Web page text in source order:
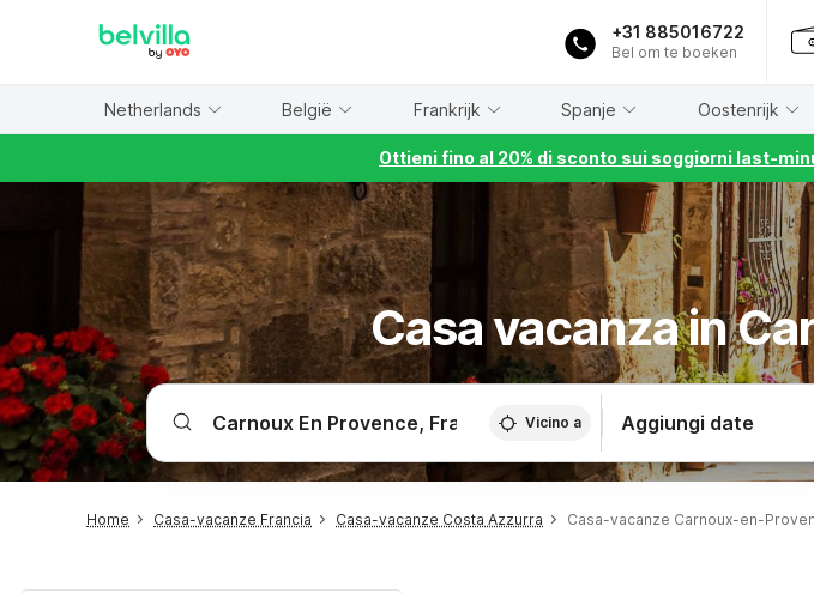
+31 885016722
Bel om te boeken
Netherlands België Frankrijk Spanje Oostenrijk
Ottieni fino al 20% di sconto sui soggiorni last-
Casa vacanza in
Vicino a Aggiungi date
Home Casa-vacanze Francia Casa-vacanze Costa Azzurra Casa-vacanze Carnoux-en-